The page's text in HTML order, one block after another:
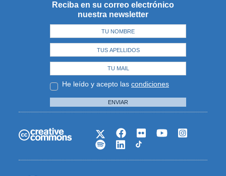
Reciba en su correo electrónico
nuestra newsletter
He leído y acepto las condiciones
ENVIAR